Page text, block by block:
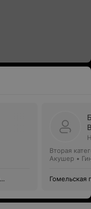
Вторая
Акушер •
Гомельская